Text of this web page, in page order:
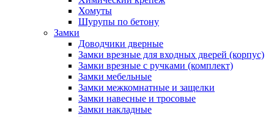
Хомуты
Шурупы по бетону
Замки
Доводчики дверные
Замки врезные для входных дверей (корпус)
Замки врезные с ручками (комплект)
Замки мебельные
Замки межкомнатные и защелки
Замки навесные и тросовые
Замки накладные